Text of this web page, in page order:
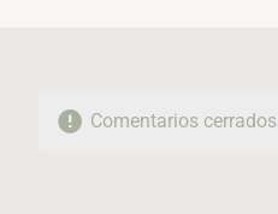
Comentarios cerrados